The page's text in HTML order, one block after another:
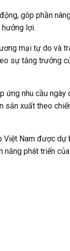
góp phần
lợi.
mại tự do và
sự tăng trưởng
nhu cầu ngày
sản xuất theo
Việt Nam được
năng phát triển